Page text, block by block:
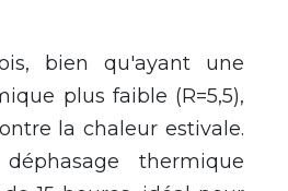
bien qu'ayant une
plus faible (R=5,5),
la chaleur estivale.
éphasage thermique